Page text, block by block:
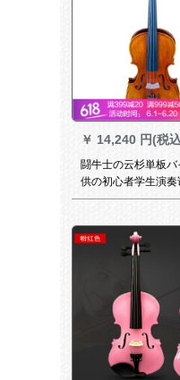
￥ 14,240 円(税
闘牛士の云杉単板
供の初心者学生演奏
ハーンドルメード3/
す。